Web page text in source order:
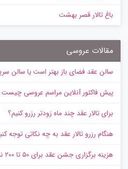
باغ تالار قصر بهشت
مقالات عروسی
سالن عقد فضای باز بهتر است یا سالن
پیش‌ فاکتور آنلاین مراسم عروسی
برای تالار عقد چند ماه زودتر رزرو کنیم؟
هنگام رزرو تالار عقد به چه نکاتی توجه
هزینه برگزاری جشن عقد برای ۵۰ تا ۲۰۰ نفر